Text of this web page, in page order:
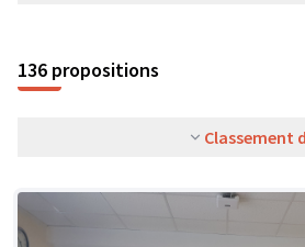
136 propositions
Classement